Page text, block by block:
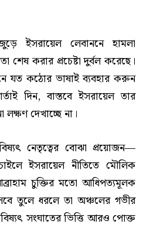
ইসরায়েল লেবাননে হামলা
শেষ করার প্রচেষ্টা দুর্বল করেছে।
যত কঠোর ভাষাই ব্যবহার করুন
দিন, বাস্তবে ইসরায়েল তার
দেখাচ্ছে না।
নেতৃত্বের বোঝা প্রয়োজন—
চাইলে ইসরায়েল নীতিতে মৌলিক
চুক্তির মতো আধিপত্যমূলক
তুলে ধরলে তা অঞ্চলের গভীর
সংঘাতের ভিত্তি আরও পোক্ত